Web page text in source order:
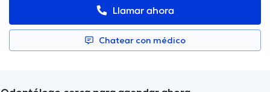
Llamar ahora
Chatear con médico